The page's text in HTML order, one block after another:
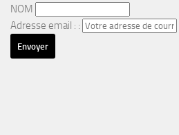
NOM
Adresse email : :